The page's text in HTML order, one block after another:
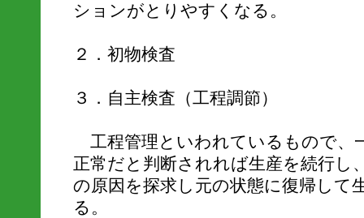
ションがとりやすくなる。
２．初物検査
３．自主検査（工程調節）
工程管理といわれているもので、
正常だと判断されれば生産を続行し
の原因を探求し元の状態に復帰して
る。